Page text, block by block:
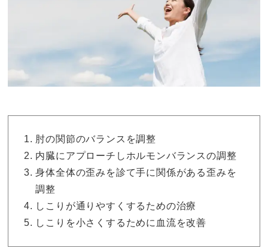
肘の関節のバランスを調整
内臓にアプローチしホルモンバランスの調整
身体全体の歪みを診て手に関係がある歪みを
調整
しこりが通りやすくするための治療
しこりを小さくするために血流を改善